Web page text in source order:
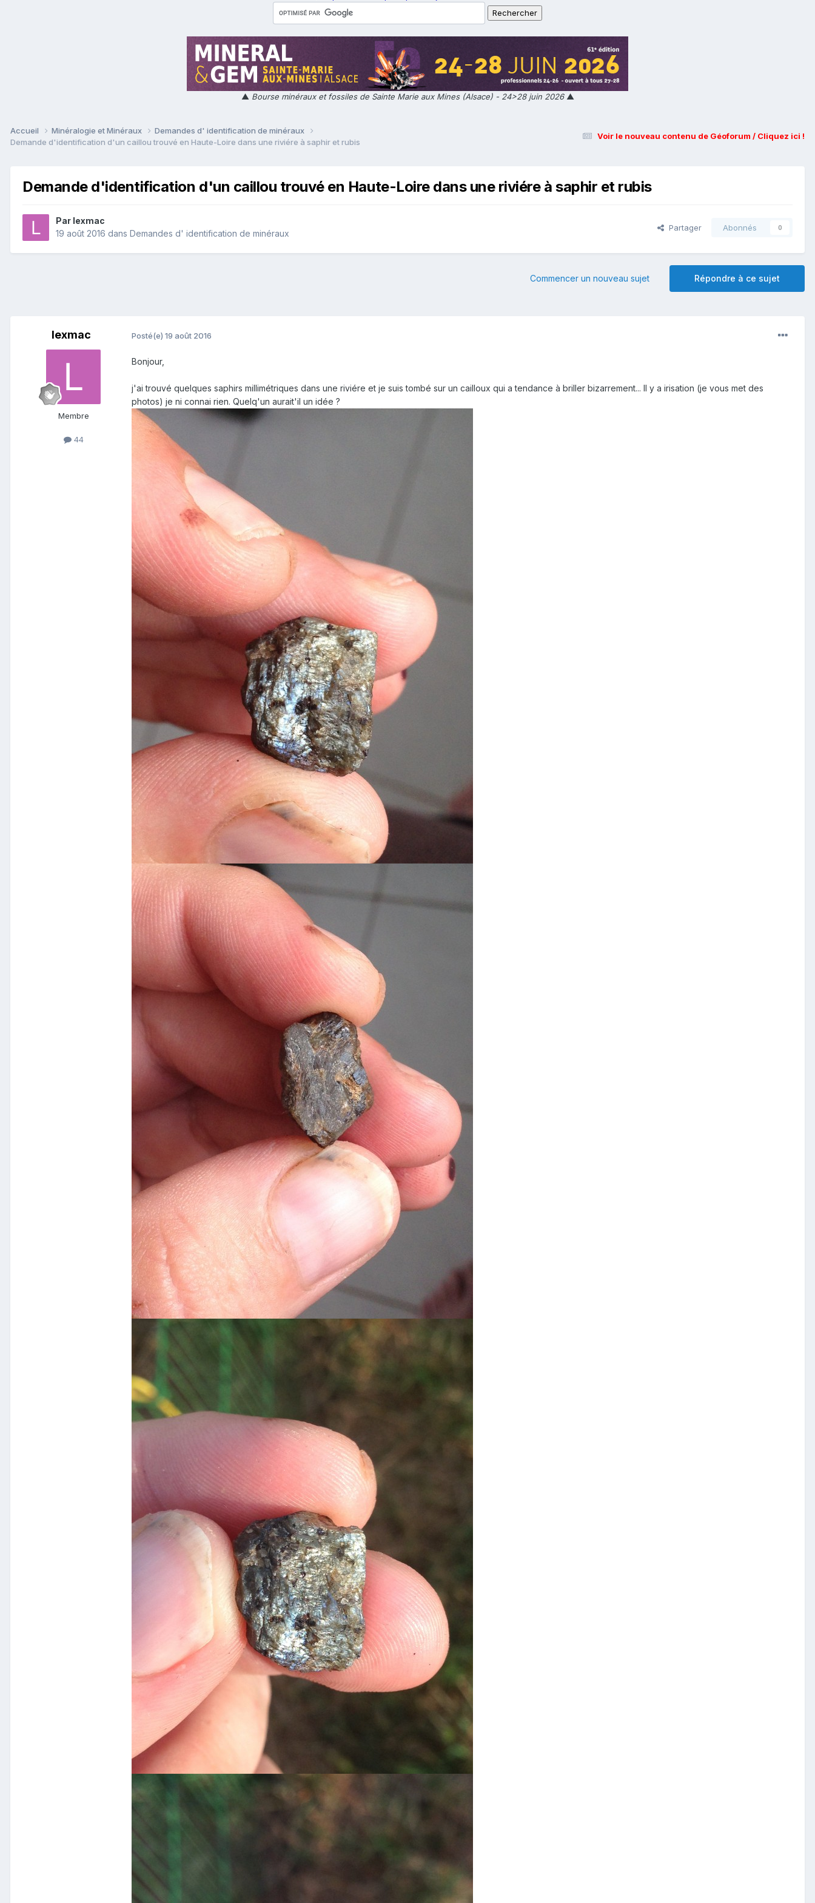
▲ Bourse minéraux et fossiles de Sainte Marie aux Mines (Alsace) - 24>28 juin 2026▲
Voir le nouveau contenu de Géoforum / Cliquez ici !
Accueil Minéralogie et Minéraux
Demandes d' identification de minéraux
Demande d'identification d'un caillou trouvé en Haute-Loire dans une riviére à saphir et rubis
Demande d'identification d'un caillou trouvé en Haute-Loire dans une riviére à saphir et rubis
Par lexmac
19 août 2016 dans Demandes d' identification de minéraux
Partager Abonnés 0
Répondre à ce sujet
Commencer un nouveau sujet
lexmac
Membre
44
Posté(e) 19 août 2016
Bonjour,
j'ai trouvé quelques saphirs millimétriques dans une riviére et je suis tombé sur un cailloux qui a tendance à briller bizarrement... Il y a irisation (je vous met des
photos) je ni connai rien. Quelq'un aurait'il un idée ?